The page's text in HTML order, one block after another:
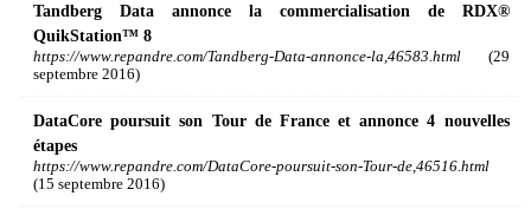
Tandberg Data annonce la commercialisation de RDX®
QuikStation™ 8
https://www.repandre.com/Tandberg-Data-annonce-la,46583.html (29
septembre 2016)
DataCore poursuit son Tour de France et annonce 4 nouvelles
étapes
https://www.repandre.com/DataCore-poursuit-son-Tour-de,46516.html
(15 septembre 2016)